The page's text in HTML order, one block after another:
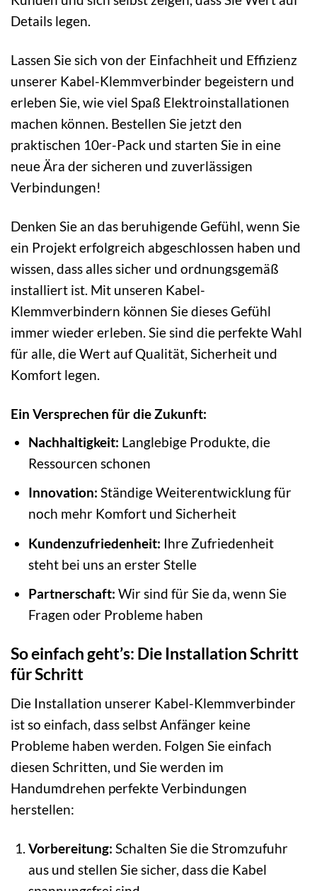
Details legen.
Lassen Sie sich von der Einfachheit und Effizienz
unserer Kabel-Klemmverbinder begeistern und
erleben Sie, wie viel Spaß Elektroinstallationen
machen können. Bestellen Sie jetzt den
praktischen 10er-Pack und starten Sie in eine
neue Ära der sicheren und zuverlässigen
Verbindungen!
Denken Sie an das beruhigende Gefühl, wenn Sie
ein Projekt erfolgreich abgeschlossen haben und
wissen, dass alles sicher und ordnungsgemäß
installiert ist. Mit unseren Kabel-
Klemmverbindern können Sie dieses Gefühl
immer wieder erleben. Sie sind die perfekte Wahl
für alle, die Wert auf Qualität, Sicherheit und
Komfort legen.
Ein Versprechen für die Zukunft:
Nachhaltigkeit: Langlebige Produkte, die
Ressourcen schonen
Innovation: Ständige Weiterentwicklung für
noch mehr Komfort und Sicherheit
Kundenzufriedenheit: Ihre Zufriedenheit
steht bei uns an erster Stelle
Partnerschaft: Wir sind für Sie da, wenn Sie
Fragen oder Probleme haben
So einfach geht’s: Die Installation Schritt
für Schritt
Die Installation unserer Kabel-Klemmverbinder
ist so einfach, dass selbst Anfänger keine
Probleme haben werden. Folgen Sie einfach
diesen Schritten, und Sie werden im
Handumdrehen perfekte Verbindungen
herstellen:
Vorbereitung: Schalten Sie die Stromzufuhr
aus und stellen Sie sicher, dass die Kabel